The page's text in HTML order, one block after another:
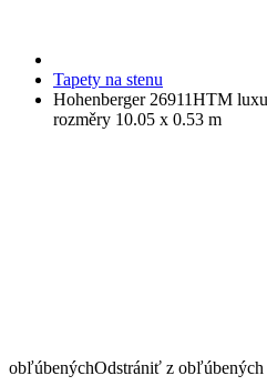
Tapety na stenu
Hohenberger 26911HTM
rozměry 10.05 x 0.53 m
obľúbenýchOdstrániť z obľúbených